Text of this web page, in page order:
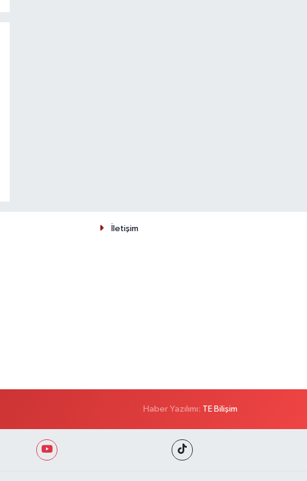
İletişim
Haber Yazılımı: TE Bilişim